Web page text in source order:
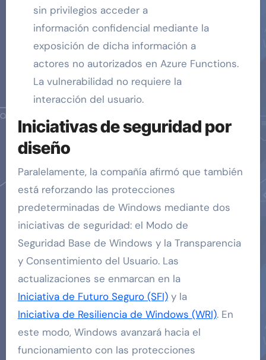
sin privilegios acceder a
información confidencial mediante la
exposición de dicha información a
actores no autorizados en Azure Functions.
La vulnerabilidad no requiere la
interacción del usuario.
Iniciativas de seguridad por
diseño
Paralelamente, la compañía afirmó que también
está reforzando las protecciones
predeterminadas de Windows mediante dos
iniciativas de seguridad: el Modo de
Seguridad Base de Windows y la Transparencia
y Consentimiento del Usuario. Las
actualizaciones se enmarcan en la
Iniciativa de Futuro Seguro (SFI)y la
Iniciativa de Resiliencia de Windows (WRI). En
este modo, Windows avanzará hacia el
funcionamiento con las protecciones